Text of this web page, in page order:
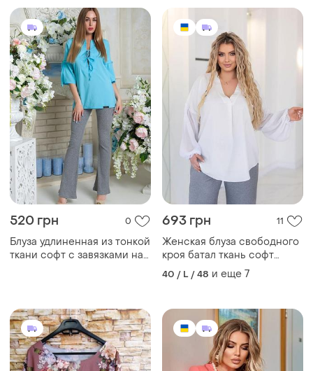
520 грн 0
Блуза удлиненная из тонкой
ткани софт с завязками на
693 грн 11
Женская блуза свободного
кроя батал ткань софт
рукава шифон
40 / L / 48 и еще 7